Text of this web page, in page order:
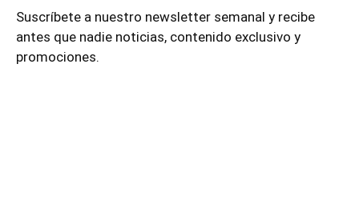
Suscríbete a nuestro newsletter semanal y recibe
antes que nadie noticias, contenido exclusivo y
promociones.